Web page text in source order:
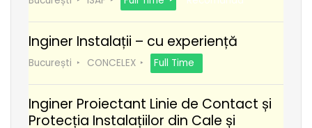
Inginer Instalații – cu experiență
București CONCELEX Full Time
Inginer Proiectant Linie de Contact și
Protecția Instalațiilor din Cale și